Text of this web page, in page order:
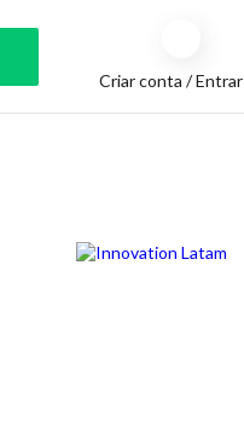
Criar conta / Entrar